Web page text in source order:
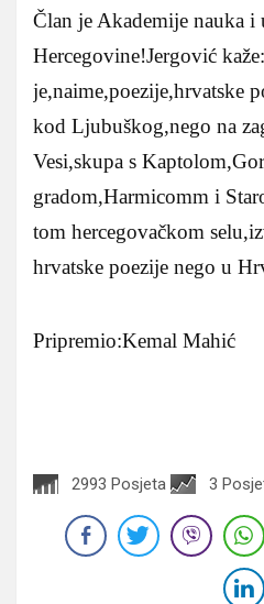
Član je Akademije nauka i
Hercegovine!Jergović
je,naime,poezije,hrvatske
kod Ljubuškog,nego na
Vesi,skupa s
gradom,Harmicomm i
tom hercegovačkom
hrvatske poezije nego u
Pripremio:Kemal Mahić
2993 Posjeta 3